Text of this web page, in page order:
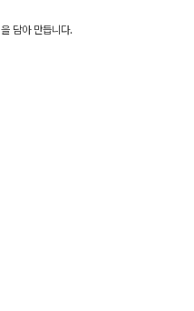
을 담아 만듭니다.